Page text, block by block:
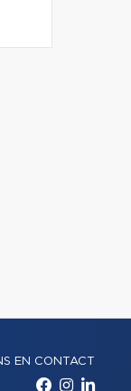
EN CONTACT